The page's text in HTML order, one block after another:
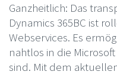
Ganzheitlich: Das
Dynamics 365BC ist
Webservices. Es
nahtlos in die
sind. Mit dem